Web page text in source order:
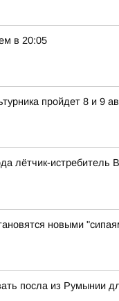
в 20:05
пройдет 8 и 9
лётчик-
новыми
посла из Румынии